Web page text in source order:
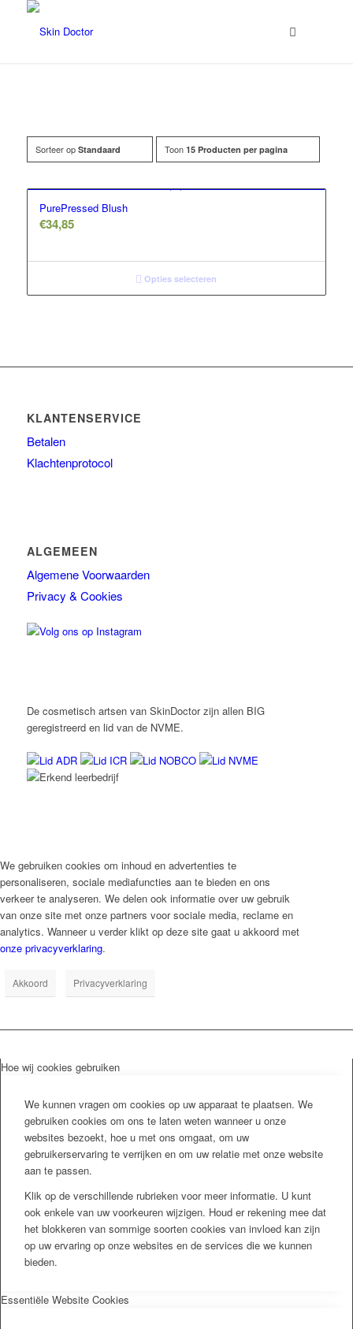
Filter assortiment
Coco en sebas
Luxuriuous Gift Sets
Ref stockholm Box
Huidconditie
Sorteer op Standaard Toon 15 Producten per pagina
PurePressed Blush
€34,85
Opties selecteren
KLANTENSERVICE
Betalen
Klachtenprotocol
ALGEMEEN
Algemene Voorwaarden
Privacy & Cookies
De cosmetisch artsen van SkinDoctor zijn allen BIG
geregistreerd en lid van de NVME.
We gebruiken cookies om inhoud en advertenties te
personaliseren, sociale mediafuncties aan te bieden en ons
verkeer te analyseren. We delen ook informatie over uw gebruik
van onze site met onze partners voor sociale media, reclame en
analytics. Wanneer u verder klikt op deze site gaat u akkoord met
onze privacyverklaring.
Akkoord Privacyverklaring
Hoe wij cookies gebruiken
We kunnen vragen om cookies op uw apparaat te plaatsen. We
gebruiken cookies om ons te laten weten wanneer u onze
websites bezoekt, hoe u met ons omgaat, om uw
gebruikerservaring te verrijken en om uw relatie met onze website
aan te passen.
Klik op de verschillende rubrieken voor meer informatie. U kunt
ook enkele van uw voorkeuren wijzigen. Houd er rekening mee dat
het blokkeren van sommige soorten cookies van invloed kan zijn
op uw ervaring op onze websites en de services die we kunnen
bieden.
Essentiële Website Cookies